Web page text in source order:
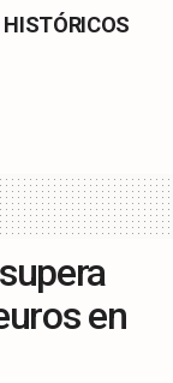
HISTÓRICOS
en